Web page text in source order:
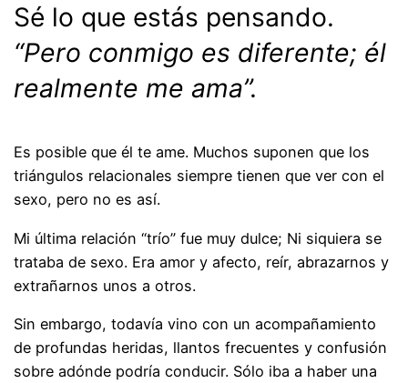
Sé lo que estás pensando.
“Pero conmigo es diferente; él
realmente me ama”.
Es posible que él te ame. Muchos suponen que los
triángulos relacionales siempre tienen que ver con el
sexo, pero no es así.
Mi última relación “trío” fue muy dulce; Ni siquiera se
trataba de sexo. Era amor y afecto, reír, abrazarnos y
extrañarnos unos a otros.
Sin embargo, todavía vino con un acompañamiento
de profundas heridas, llantos frecuentes y confusión
sobre adónde podría conducir. Sólo iba a haber una